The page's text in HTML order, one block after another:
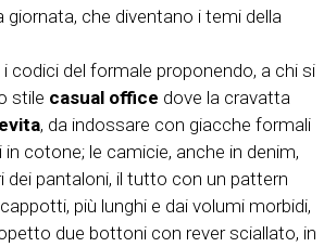
giornata, che diventano i temi della
i codici del formale proponendo, a chi si
stile casual office dove la cravatta
, da indossare con giacche formali
cotone; le camicie, anche in denim,
dei pantaloni, il tutto con un pattern
più lunghi e dai volumi morbidi,
due bottoni con rever sciallato, in